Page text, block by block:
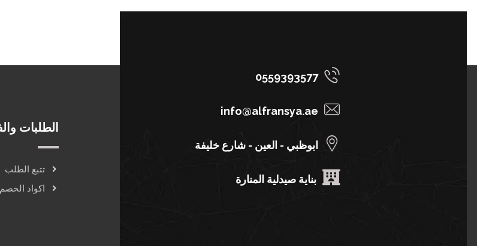
0559393577
info@alfransya.ae
ابوظبي - العين - شارع خليفة
بناية صيدلية المنارة
الطلبات
تتبع الطلب
اكواد الخصم